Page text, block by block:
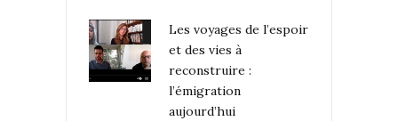
Les voyages de l’espoir
et des vies à
reconstruire :
l’émigration
aujourd’hui